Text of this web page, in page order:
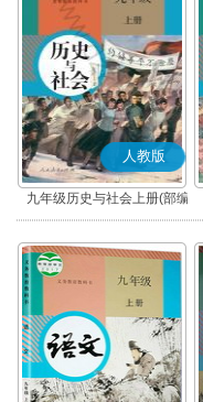
人教版
九年级历史与社会上册(部编
版)